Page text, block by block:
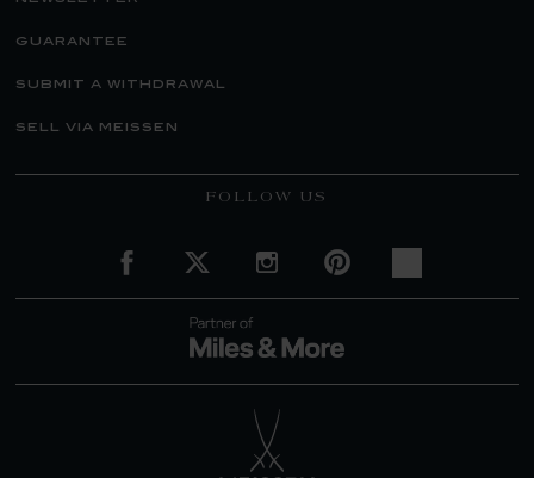
guarantee
submit a withdrawal
sell via meissen
FOLLOW US